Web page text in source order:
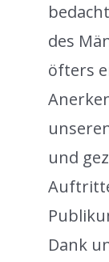
des
öfters
und
Dank